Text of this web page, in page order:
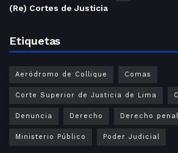
(Re) Cortes de Justicia
Etiquetas
Aeródromo de Collique Comas
Corte Superior de Justicia de Lima
Denuncia Derecho Derecho penal
Ministerio Público Poder Judicial